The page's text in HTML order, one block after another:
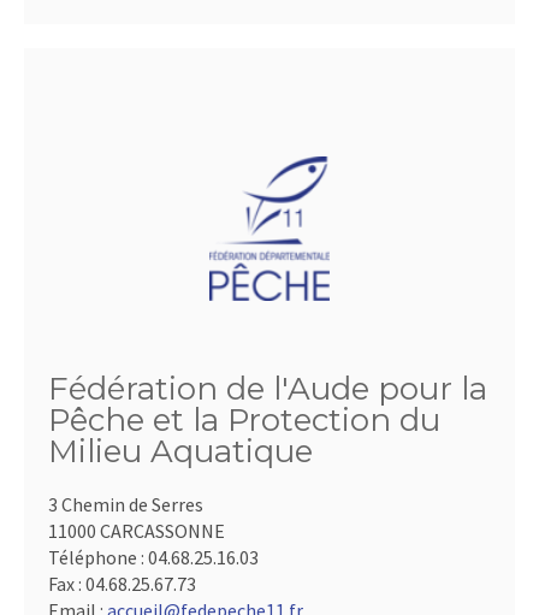
Fédération de l'Aude pour la
Pêche et la Protection du
Milieu Aquatique
3 Chemin de Serres
11000 CARCASSONNE
Téléphone : 04.68.25.16.03
Fax : 04.68.25.67.73
Email : accueil@fedepeche11.fr